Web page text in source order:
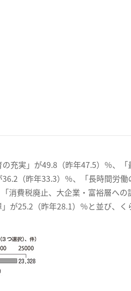
充実」が49.8（昨年47.5）％、
（昨年33.3）％、「長時間労
消費税廃止、大企業・富裕層へ
が25.2（昨年28.1）％と並び、